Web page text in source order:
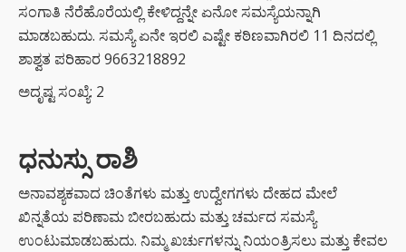
ಸಂಗಾತಿ ನೆರೆಹೊರೆಯಲ್ಲಿ ಕೇಳಿದ್ದನ್ನೇ ಏನೋ ಸಮಸ್ಯೆಯನ್ನಾಗಿ
ಮಾಡಬಹುದು. ಸಮಸ್ಯೆ ಏನೇ ಇರಲಿ ಎಷ್ಟೇ ಕಠಿಣವಾಗಿರಲಿ 11 ದಿನದಲ್ಲಿ
ಶಾಶ್ವತ ಪರಿಹಾರ 9663218892
ಅದೃಷ್ಟ ಸಂಖ್ಯೆ: 2
ಧನುಸ್ಸು ರಾಶಿ
ಅನಾವಶ್ಯಕವಾದ ಚಿಂತೆಗಳು ಮತ್ತು ಉದ್ವೇಗಗಳು ದೇಹದ ಮೇಲೆ
ಖಿನ್ನತೆಯ ಪರಿಣಾಮ ಬೀರಬಹುದು ಮತ್ತು ಚರ್ಮದ ಸಮಸ್ಯೆ
ಉಂಟುಮಾಡಬಹುದು. ನಿಮ್ಮ ಖರ್ಚುಗಳನ್ನು ನಿಯಂತ್ರಿಸಲು ಮತ್ತು ಕೇವಲ